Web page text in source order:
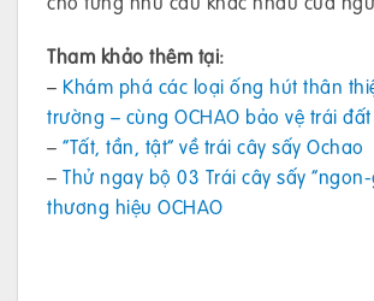
Tham khảo thêm tại:
– Khám phá các loại ống hút thân
trường – cùng OCHAO bảo vệ trái đất
– “Tất, tần, tật” về trái cây sấy Ochao
– Thử ngay bộ 03 Trái cây sấy
thương hiệu OCHAO